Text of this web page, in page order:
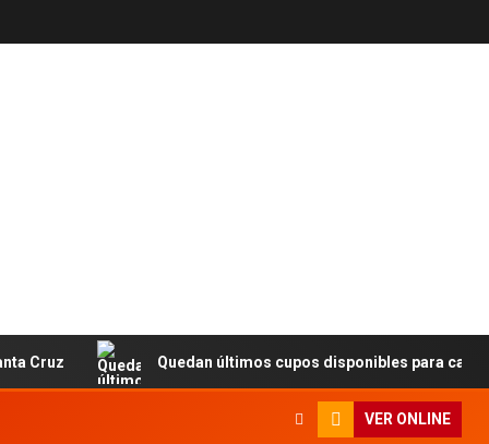
Quedan últimos cupos disponibles para
VER ONLINE